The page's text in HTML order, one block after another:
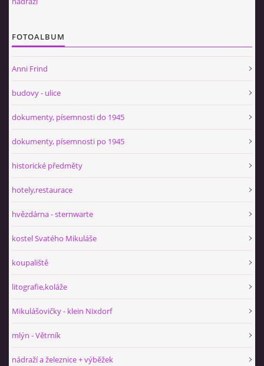
FOTOALBUM
Anni Frind
budovy - ulice
dokumenty, písemnosti do 1945
dokumenty, písemnosti po 1945
historické předměty
hotely,restaurace
hvězdárna - sternwarte
kostel Svatého Mikuláše
koupaliště
litografie,koláže
Mikulášovičky - klein Nixdorf
mlýn - Větrník
nádraží a železnice + výběžek